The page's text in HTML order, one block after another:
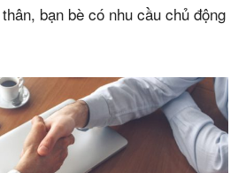
bạn bè có nhu cầu chủ động